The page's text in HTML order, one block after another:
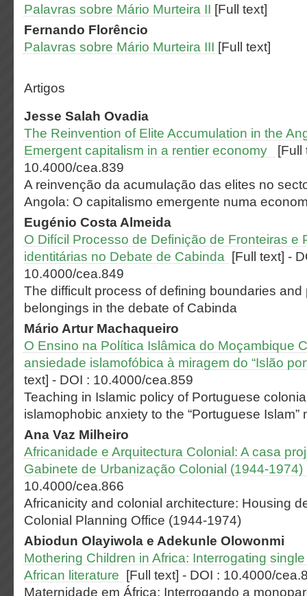
Palavras sobre Mário Murteira II [Full text]
Fernando Florêncio
Palavras sobre Mário Murteira III [Full text]
Artigos
Jesse Salah Ovadia
The Reinvention of Elite Accumulation in the
Emergent capitalism in a rentier economy
[Full
10.4000/cea.839
A reinvenção da acumulação das elites no
Angola: O capitalismo emergente numa
Eugénio Costa Almeida
O Difícil Processo de Definição de Fronteiras e
identitárias no Debate de Cabinda
[Full text] -
10.4000/cea.849
The difficult process of defining boundaries and
belongings in the debate of Cabinda
Mário Artur Machaqueiro
O Ensino na Política Islâmica do Moçambique
ansiedade islamofóbica à miragem do “Islão
text] - DOI : 10.4000/cea.859
Teaching in Islamic policy of Portuguese
islamophobic anxiety to the “Portuguese Islam”
Ana Vaz Milheiro
Africanidade e Arquitectura Colonial: A casa
Gabinete de Urbanização Colonial (1944-1974)
10.4000/cea.866
Africanicity and colonial architecture: Housing
Colonial Planning Office (1944-1974)
Abiodun Olayiwola e Adekunle Olowonmi
Mothering Children in Africa: Interrogating
African literature
[Full text] - DOI : 10.4000/
Maternidade em África: Interrogando a